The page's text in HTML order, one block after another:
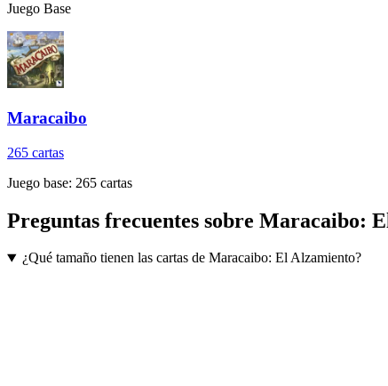
Juego Base
Maracaibo
265 cartas
Juego base: 265 cartas
Preguntas frecuentes sobre Maracaibo:
¿Qué tamaño tienen las cartas de Maracaibo: El Alzamiento?